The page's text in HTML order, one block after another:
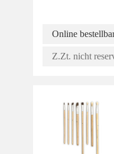
Online
Z.Zt. nicht